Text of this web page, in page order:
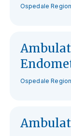
Ospedale
Ospedale